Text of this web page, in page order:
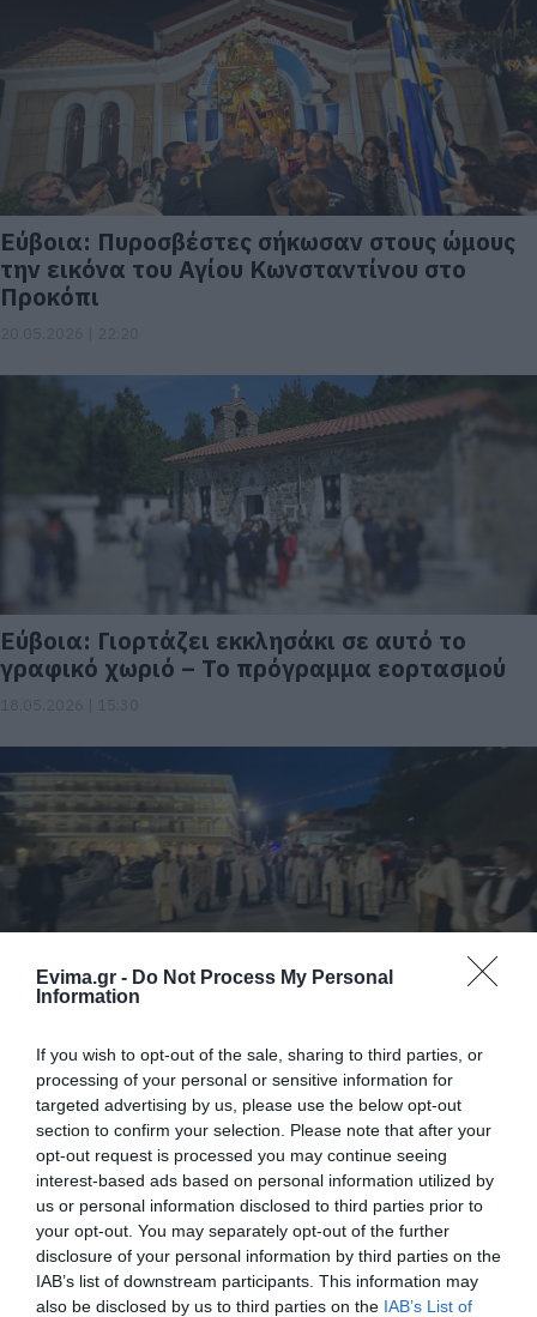
Evima.gr - Do Not Process My Personal
Information
If you wish to opt-out of the sale, sharing to third parties, or
processing of your personal or sensitive information for
targeted advertising by us, please use the below opt-out
section to confirm your selection. Please note that after your
opt-out request is processed you may continue seeing
interest-based ads based on personal information utilized by
us or personal information disclosed to third parties prior to
your opt-out. You may separately opt-out of the further
disclosure of your personal information by third parties on the
IAB’s list of downstream participants. This information may
also be disclosed by us to third parties on the IAB’s List of
Εύβοια: Πυροσβέστες σήκωσαν στους ώμους
την εικόνα του Αγίου Κωνσταντίνου στο
Προκόπι
Εύβοια: Γιορτάζει εκκλησάκι σε αυτό το
γραφικό χωριό – Το πρόγραμμα εορτασμού
Εύβοια: Προσευχήθηκαν να σταματήσουν οι
Κωνσταντίνου&Ελένης στο Προκόπι
20.05.2025 | 22:00